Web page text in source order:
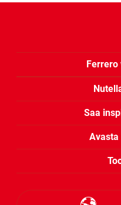
Ferrero
Saa
Avasta